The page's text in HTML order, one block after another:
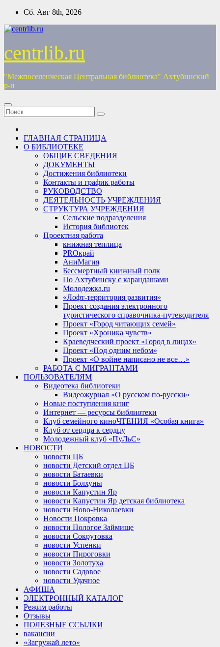
Перейти
содержимому
Сб. Авг 8th, 2026
centrlib.ru
"Межпоселенческая Центральная библиотека" Ахтубинский
р-н
ГЛАВНАЯ СТРАНИЦА
О БИБЛИОТЕКЕ
ОБЩИЕ СВЕДЕНИЯ
ДОКУМЕНТЫ
Достижения библиотеки
Контакты и график работы
РУКОВОДСТВО
ДЕЯТЕЛЬНОСТЬ УЧРЕЖДЕНИЯ
СТРУКТУРА УЧРЕЖДЕНИЯ
Сельские подразделения
История библиотек
Проектная работа
книжная теплица
PROкрай
АниМагия
Бессмертный книжный полк
По Ахтубинску с карандашами
Молодежка.ru
«Лофт-территория развития»
Проект создания электронного
туристического справочника-путеводителя
Проект «Город читающих семей»
Проект «Хроника чувств»
Краеведческий проект «Город в лицах»
Проект «Под одним небом»
Проект «О войне написано не все…»
РАБОТА С МИГРАНТАМИ
ПОЛЬЗОВАТЕЛЯМ
Видеотека библиотеки
Видеожурнал «О русском по-русски»
Новые поступления книг
Интернет — ресурсы библиотеки
Клуб семейного киноЧТЕНИЯ «Особая книга»
Клуб от сердца к сердцу
Молодежный клуб «ПуЛьС»
НОВОСТИ
новости ЦБ
новости Детский отдел ЦБ
новости Батаевки
новости Болхуны
новости Капустин Яр
новости Капустин Яр детская библиотека
новости Ново-Николаевки
Новости Покровка
новости Пологое Займище
новости Сокрутовка
новости Успенки
новости Пироговки
новости Золотуха
новости Садовое
новости Удачное
АФИША
ЭЛЕКТРОННЫЙ КАТАЛОГ
Режим работы
Отзывы
ПОЛЕЗНЫЕ ССЫЛКИ
вакансии
«Загружай лето»